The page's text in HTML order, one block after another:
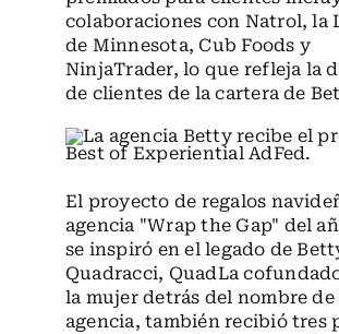
colaboraciones con Natrol, la
de Minnesota, Cub Foods y
NinjaTrader, lo que refleja la
de clientes de la cartera de
El proyecto de regalos
agencia "Wrap the Gap" del
se inspiró en el legado de
Quadracci, QuadLa
la mujer detrás del nombre de
agencia, también recibió tres